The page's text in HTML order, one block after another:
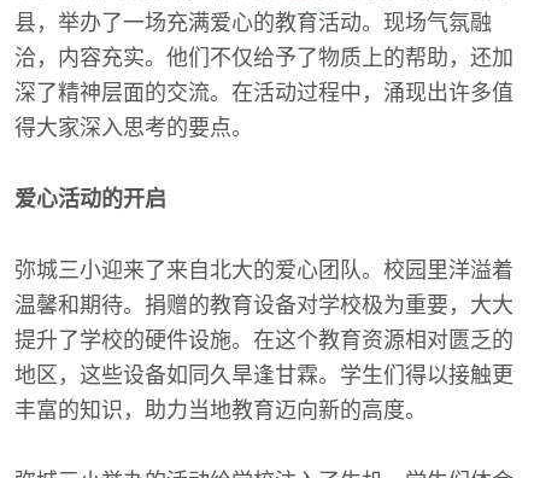
县，举办了一场充满爱心的教育活动。现场气氛融
洽，内容充实。他们不仅给予了物质上的帮助，还加
深了精神层面的交流。在活动过程中，涌现出许多值
得大家深入思考的要点。
爱心活动的开启
弥城三小迎来了来自北大的爱心团队。校园里洋溢着
温馨和期待。捐赠的教育设备对学校极为重要，大大
提升了学校的硬件设施。在这个教育资源相对匮乏的
地区，这些设备如同久旱逢甘霖。学生们得以接触更
丰富的知识，助力当地教育迈向新的高度。